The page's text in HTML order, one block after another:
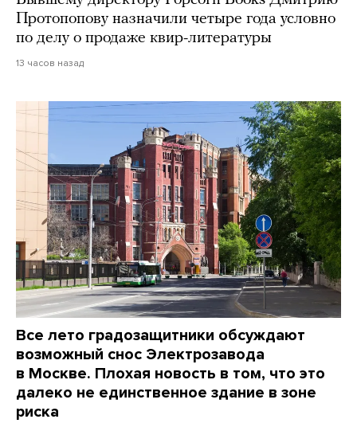
Протопопову назначили четыре года условно
по делу о продаже квир-литературы
13 часов назад
Все лето градозащитники обсуждают
возможный снос Электрозавода
в Москве. Плохая новость в том, что это
далеко не единственное здание в зоне
риска